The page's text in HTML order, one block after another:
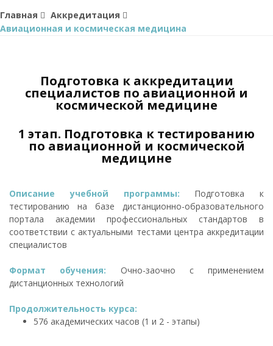
Главная
Аккредитация
Авиационная и космическая медицина
Подготовка к аккредитации
специалистов по авиационной и
космической медицине
1 этап. Подготовка к тестированию
по авиационной и космической
медицине
Описание учебной программы: Подготовка к
тестированию на базе дистанционно-образовательного
портала академии профессиональных стандартов в
соответствии с актуальными тестами центра аккредитации
специалистов
Формат обучения: Очно-заочно с применением
дистанционных технологий
Продолжительность курса:
576 академических часов (1 и 2 - этапы)